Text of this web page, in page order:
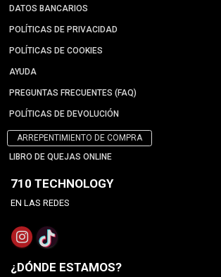
DATOS BANCARIOS
POLÍTICAS DE PRIVACIDAD
POLÍTICAS DE COOKIES
AYUDA
PREGUNTAS FRECUENTES (FAQ)
POLÍTICAS DE DEVOLUCIÓN
ARREPENTIMIENTO DE COMPRA
LIBRO DE QUEJAS ONLINE
710 TECHNOLOGY
EN LAS REDES
¿DÓNDE ESTAMOS?